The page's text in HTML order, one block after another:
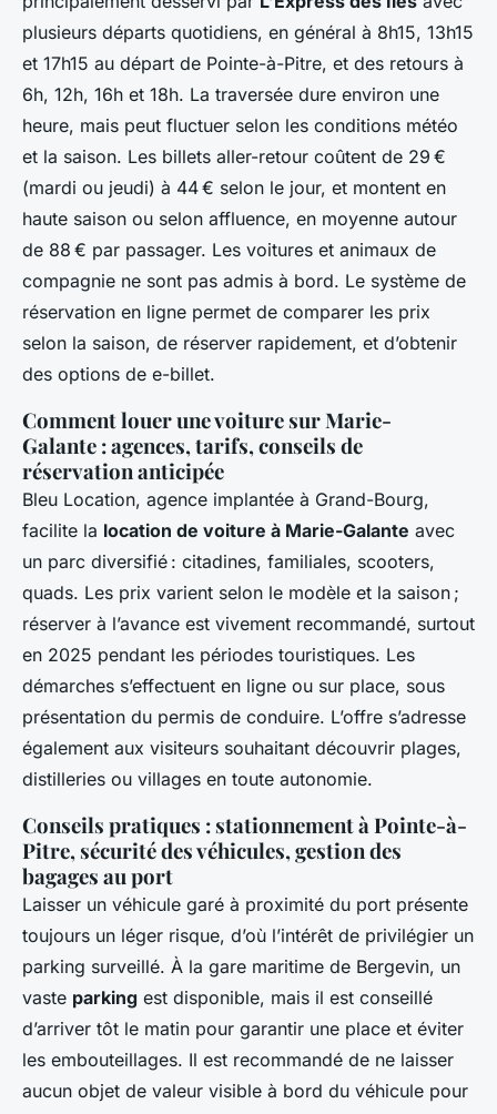
plusieurs départs quotidiens, en général à 8h15, 13h15
et 17h15 au départ de Pointe-à-Pitre, et des retours à
6h, 12h, 16h et 18h. La traversée dure environ une
heure, mais peut fluctuer selon les conditions météo
et la saison. Les billets aller-retour coûtent de 29 €
(mardi ou jeudi) à 44 € selon le jour, et montent en
haute saison ou selon affluence, en moyenne autour
de 88 € par passager. Les voitures et animaux de
compagnie ne sont pas admis à bord. Le système de
réservation en ligne permet de comparer les prix
selon la saison, de réserver rapidement, et d’obtenir
des options de e-billet.
Comment louer une voiture sur Marie-
Galante : agences, tarifs, conseils de
réservation anticipée
Bleu Location, agence implantée à Grand-Bourg,
facilite la location de voiture à Marie-Galante avec
un parc diversifié : citadines, familiales, scooters,
quads. Les prix varient selon le modèle et la saison ;
réserver à l’avance est vivement recommandé, surtout
en 2025 pendant les périodes touristiques. Les
démarches s’effectuent en ligne ou sur place, sous
présentation du permis de conduire. L’offre s’adresse
également aux visiteurs souhaitant découvrir plages,
distilleries ou villages en toute autonomie.
Conseils pratiques : stationnement à Pointe-à-
Pitre, sécurité des véhicules, gestion des
bagages au port
Laisser un véhicule garé à proximité du port présente
toujours un léger risque, d’où l’intérêt de privilégier un
parking surveillé. À la gare maritime de Bergevin, un
vaste parking est disponible, mais il est conseillé
d’arriver tôt le matin pour garantir une place et éviter
les embouteillages. Il est recommandé de ne laisser
aucun objet de valeur visible à bord du véhicule pour